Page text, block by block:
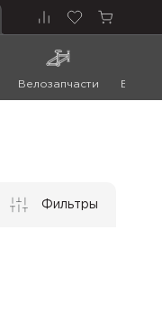
Велозапчасти
Фильтры